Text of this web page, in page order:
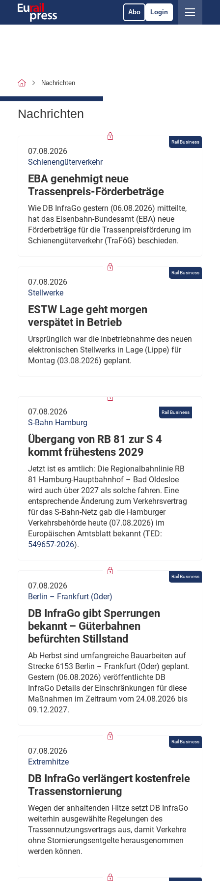
Abo Login
Nachrichten
Nachrichten
Rail Business
07.08.2026
Schienengüterverkehr
EBA genehmigt neue
Trassenpreis-Förderbeträge
Wie DB InfraGo gestern (06.08.2026) mitteilte,
hat das Eisenbahn-Bundesamt (EBA) neue
Förderbeträge für die Trassenpreisförderung im
Schienengüterverkehr (TraFöG) beschieden.
Rail Business
07.08.2026
Stellwerke
ESTW Lage geht morgen
verspätet in Betrieb
Ursprünglich war die Inbetriebnahme des neuen
elektronischen Stellwerks in Lage (Lippe) für
Montag (03.08.2026) geplant.
Rail Business
07.08.2026
S-Bahn Hamburg
Übergang von RB 81 zur S 4
kommt frühestens 2029
Jetzt ist es amtlich: Die Regionalbahnlinie RB
81 Hamburg-Hauptbahnhof – Bad Oldesloe
wird auch über 2027 als solche fahren. Eine
entsprechende Änderung zum Verkehrsvertrag
für das S-Bahn-Netz gab die Hamburger
Verkehrsbehörde heute (07.08.2026) im
Europäischen Amtsblatt bekannt (TED:
549657-2026).
Rail Business
07.08.2026
Berlin – Frankfurt (Oder)
DB InfraGo gibt Sperrungen
bekannt – Güterbahnen
befürchten Stillstand
Ab Herbst sind umfangreiche Bauarbeiten auf
Strecke 6153 Berlin – Frankfurt (Oder) geplant.
Gestern (06.08.2026) veröffentlichte DB
InfraGo Details der Einschränkungen für diese
Maßnahmen im Zeitraum vom 24.08.2026 bis
09.12.2027.
Rail Business
07.08.2026
Extremhitze
DB InfraGo verlängert kostenfreie
Trassenstornierung
Wegen der anhaltenden Hitze setzt DB InfraGo
weiterhin ausgewählte Regelungen des
Trassennutzungsvertrags aus, damit Verkehre
ohne Stornierungsentgelte herausgenommen
werden können.